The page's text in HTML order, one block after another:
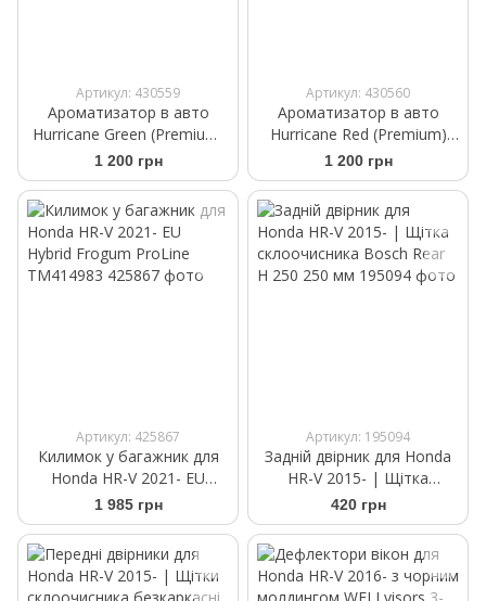
Артикул: 430559
Ароматизатор в авто
Hurricane Green (Premium)
Аромасаше на дефлектор
1 200 грн
Артикул: 430560
Ароматизатор в авто
Hurricane Red (Premium)
Аромасаше на дефлектор
1 200 грн
Артикул: 425867
Килимок у багажник для
Honda HR-V 2021- EU
Hybrid Frogum ProLine
TM414983
1 985 грн
Артикул: 195094
Задній двірник для Honda
HR-V 2015- | Щітка
склоочисника Bosch Rear
H 250 250 мм
420 грн